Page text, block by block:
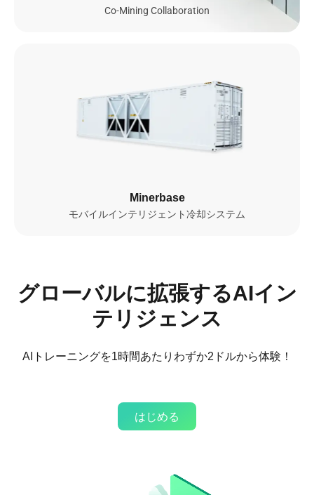
Co-Mining Collaboration
Minerbase
モバイルインテリジェント冷却システム
グローバルに拡張するAIイン
テリジェンス
AIトレーニングを1時間あたりわずか2ドルから体験！
はじめる
GB300 NVL72およびB300を含む数千台のNVIDIA GPUによって
駆動される当社の統合AIクラウドは、安全性・拡張性・省エネル
GPUs 0 MW
データセンター
し、専門性を高めてきました。現在、北米最大級のデータセンタ
ーを含む9つのデータセンターを運営しており、業界内でも最高